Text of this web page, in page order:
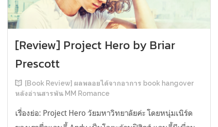
[Review] Project Hero by Briar
Prescott
[Book Review] ผลพลอยได้จากอาการ book hangover
หลังอ่านสารพัน MM Romance
เรื่องย่อ: Project Hero วัยมหาวิทยาลัยค่ะ โดยหนุ่มเนิร์ด